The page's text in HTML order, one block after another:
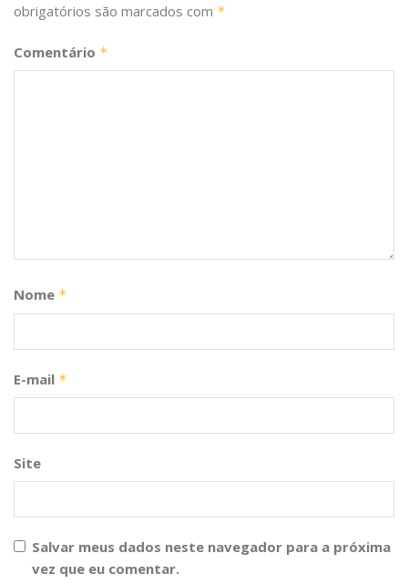
obrigatórios são marcados com *
Comentário *
Nome *
E-mail *
Site
Salvar meus dados neste navegador para a próxima
vez que eu comentar.